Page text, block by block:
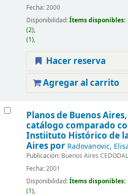
Fecha:2000
Disponibilidad:Ítems disponibles:
(2),
(1),
Hacer reserva
Agregar al carrito
Planos de Buenos
catálogo comparado
Instiituto Histórico de
Airespor Radovanovic,
Publicación:Buenos Aires
Fecha:2001
Disponibilidad:Ítems disponibles:
(1),